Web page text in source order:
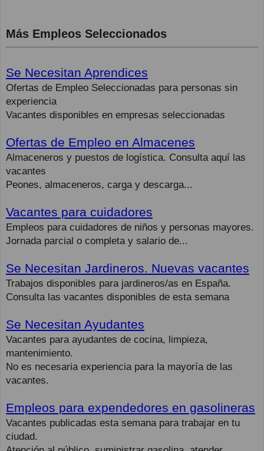
Más Empleos Seleccionados
Se Necesitan Aprendices
Ofertas de Empleo Seleccionadas para personas sin
experiencia
Vacantes disponibles en empresas seleccionadas
Ofertas de Empleo en Almacenes
Almaceneros y puestos de logística. Consulta aquí las
vacantes
Peones, almaceneros, carga y descarga...
Vacantes para cuidadores
Empleos para cuidadores de niños y personas mayores.
Jornada parcial o completa y salario de...
Se Necesitan Jardineros. Nuevas vacantes
Trabajos disponibles para jardineros/as en España.
Consulta las vacantes disponibles de esta semana
Se Necesitan Ayudantes
Vacantes para ayudantes de cocina, limpieza,
mantenimiento.
No es necesaria experiencia para la mayoría de las
vacantes.
Empleos para expendedores en gasolineras
Vacantes publicadas esta semana para trabajar en tu
ciudad.